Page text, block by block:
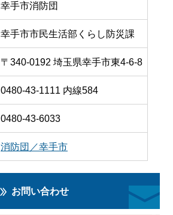
幸手市消防団
幸手市市民生活部くらし防災課
〒340-0192 埼玉県幸手市東4-6-8
0480-43-1111 内線584
0480-43-6033
消防団／幸手市
お問い合わせ